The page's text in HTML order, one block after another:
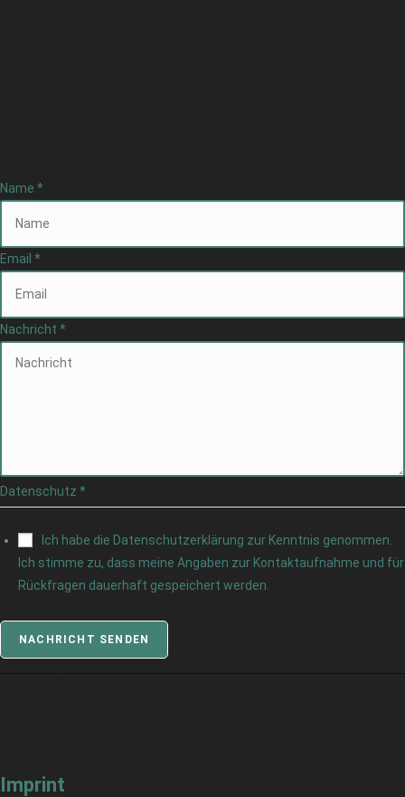
Name *
Email *
Nachricht *
Datenschutz *
Ich habe die Datenschutzerklärung zur Kenntnis genommen.
Ich stimme zu, dass meine Angaben zur Kontaktaufnahme und für
Rückfragen dauerhaft gespeichert werden.
NACHRICHT SENDEN
Imprint